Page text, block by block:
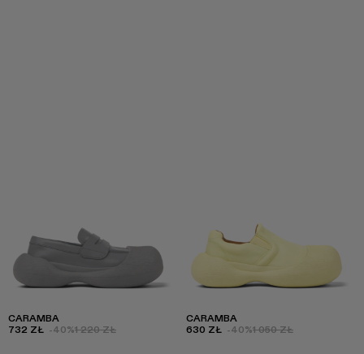
CARAMBA
732 ZŁ -40%1 220 ZŁ
CARAMBA
630 ZŁ -40%1 050 ZŁ